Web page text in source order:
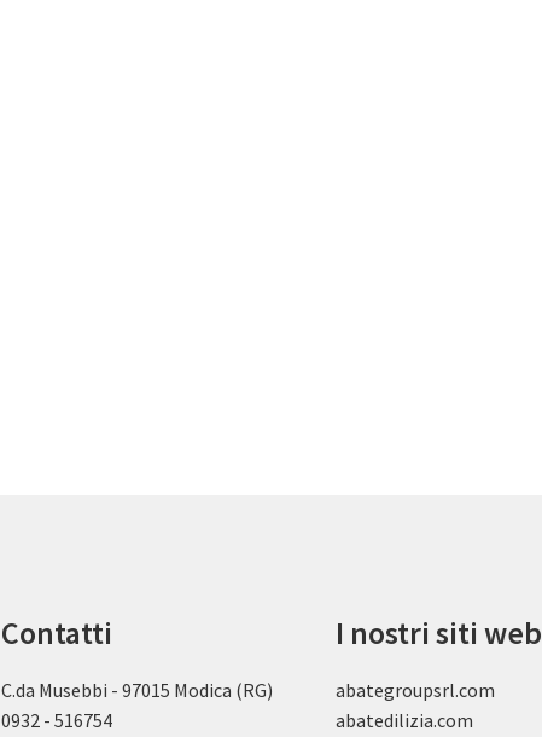
Contatti
C.da Musebbi - 97015 Modica (RG)
0932 - 516754
I nostri siti web
abategroupsrl.com
abatedilizia.com